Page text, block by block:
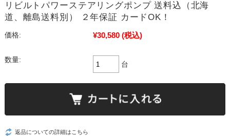
リビルトパワーステアリングポンプ 送料込（北海
道、離島送料別） ２年保証 カードOK！
価格: ¥30,580 (税込)
数量:
台
返品についての詳細はこちら